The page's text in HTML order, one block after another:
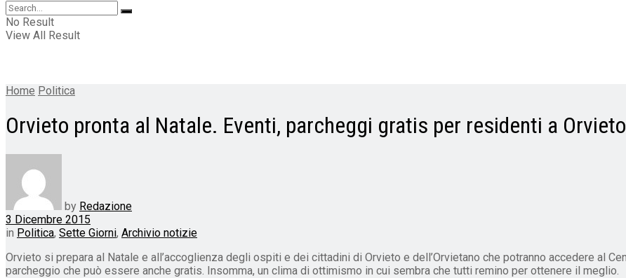
No Result
View All Result
Home Politica
Orvieto pronta al Natale. Eventi, parcheggi gratis per residenti a
by Redazione
3 Dicembre 2015
in Politica, Sette Giorni, Archivio notizie
Orvieto si prepara al Natale e all’accoglienza degli ospiti e dei cittadini di Orvieto e dell’Orvietano che potranno accedere al
parcheggio che può essere anche gratis. Insomma, un clima di ottimismo in cui sembra che tutti remino per ottenere il meglio.